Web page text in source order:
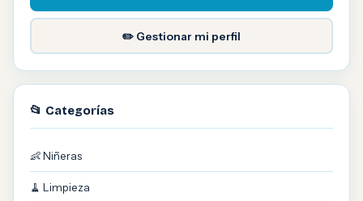
✏️ Gestionar mi perfil
📂 Categorías
👶 Niñeras
🧹 Limpieza